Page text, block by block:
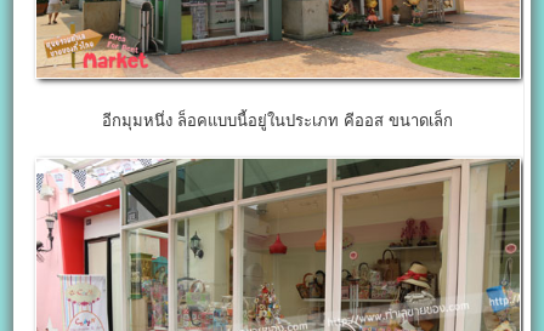
อีกมุมหนึ่ง ล็อคแบบนี้อยู่ในประเภท คีออส ขนาดเล็ก